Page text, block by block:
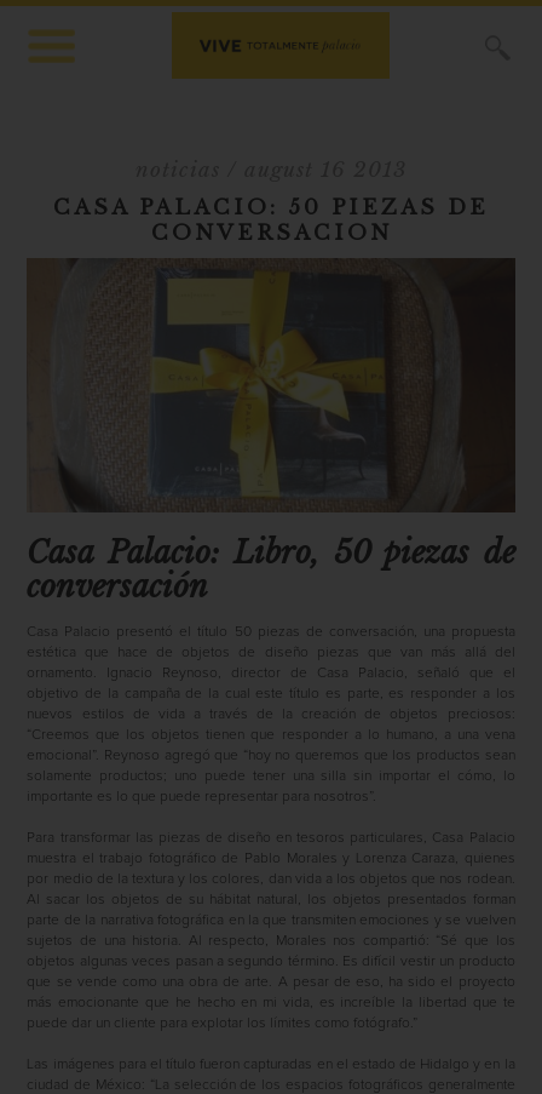
CASA PALACIO: 50 PIEZAS DE
CONVERSACION
Casa Palacio: Libro, 50 piezas de
conversación
Casa Palacio presentó el título 50 piezas de conversación, una propuesta
estética que hace de objetos de diseño piezas que van más allá del
ornamento.
Ignacio Reynoso, director de Casa Palacio, señaló que el
objetivo de la campaña de la cual este título es parte, es responder a los
nuevos estilos de vida a través de la creación de objetos preciosos:
“Creemos que los objetos tienen que responder a lo humano, a una vena
emocional”. Reynoso agregó que “hoy no queremos que los productos sean
solamente productos; uno puede tener una silla sin importar el cómo, lo
importante es lo que puede representar para nosotros”.
Para transformar las piezas de diseño en tesoros particulares, Casa Palacio
muestra el trabajo fotográfico de Pablo Morales y Lorenza Caraza, quienes
por medio de la textura y los colores, dan vida a los objetos que nos rodean.
Al sacar los objetos de su hábitat natural, los objetos presentados forman
parte de la narrativa fotográfica en la que transmiten emociones y se vuelven
sujetos de una historia. Al respecto, Morales nos compartió: “Sé que los
objetos algunas veces pasan a segundo término. Es difícil vestir un producto
que se vende como una obra de arte. A pesar de eso, ha sido el proyecto
más emocionante que he hecho en mi vida, es increíble la libertad que te
puede dar un cliente para explotar los límites como fotógrafo.”
Las imágenes para el título fueron capturadas en el estado de Hidalgo y en la
ciudad de México: “La selección de los espacios fotográficos generalmente